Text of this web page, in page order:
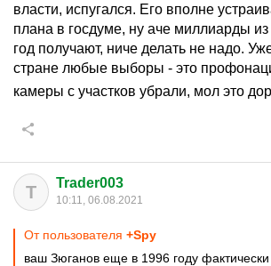
власти, испугался. Его вполне
плана в госдуме, ну аче миллиарды
год получают, ниче делать не надо.
стране любые выборы - это
камеры с участков убрали, мол это
T Trader003
10:11, 06.08.2021
От пользователя +Spy
ваш Зюганов еще в 1996 году фактически